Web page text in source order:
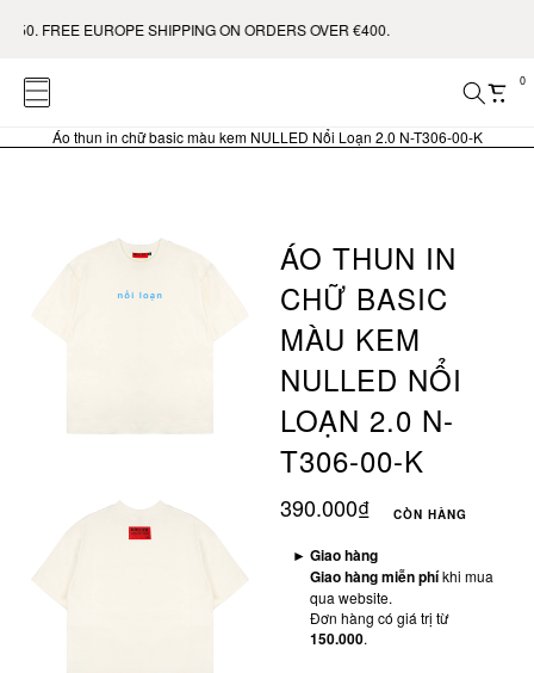
FREE EUROPE SHIPPING ON ORDERS OVER €400.
0
Áo thun in chữ basic màu kem NULLED Nổi Loạn 2.0 N-T306-00-K
ÁO THUN IN
CHỮ BASIC
MÀU KEM
NULLED NỔI
LOẠN 2.0 N-
T306-00-K
390.000₫ CÒN HÀNG
► Giao hàng
Giao hàng miễn phíkhi mua
qua website.
Đơn hàng có giá trị từ
150.000.